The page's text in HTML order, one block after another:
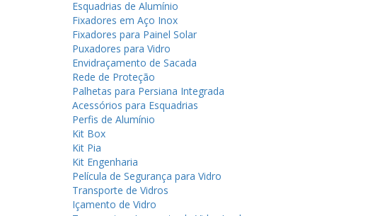
Esquadrias de Alumínio
Fixadores em Aço Inox
Fixadores para Painel Solar
Puxadores para Vidro
Envidraçamento de Sacada
Rede de Proteção
Palhetas para Persiana Integrada
Acessórios para Esquadrias
Perfis de Alumínio
Kit Box
Kit Pia
Kit Engenharia
Película de Segurança para Vidro
Transporte de Vidros
Içamento de Vidro